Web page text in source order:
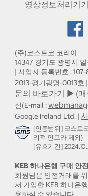
영상정보처리기
(주)코스트코 코리아
14347 경기도 광명시
| 사업자 등록번호 :
2013-경기광명-0013호
문의 바로가기 ▶ (
신(E-mail :
Google Ireland Ltd. |
[인증범위] 코스트
리적 인프라 제외)
[유효기간]
KEB 하나은행 구매 안
회원님은 안전거래를
서 가입한 KEB 하나은